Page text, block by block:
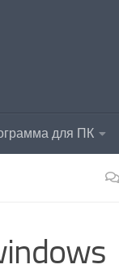
для ПК